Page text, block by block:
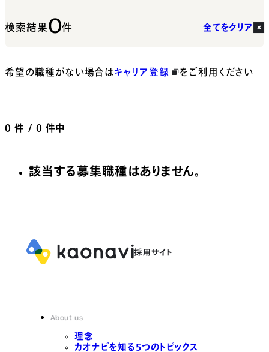
検索結果0件 全てをクリア
希望の職種がない場合はキャリア登録 をご利用ください
0 件 / 0 件中
該当する募集職種はありません。
About us
理念
カオナビを知る5つのトピックス